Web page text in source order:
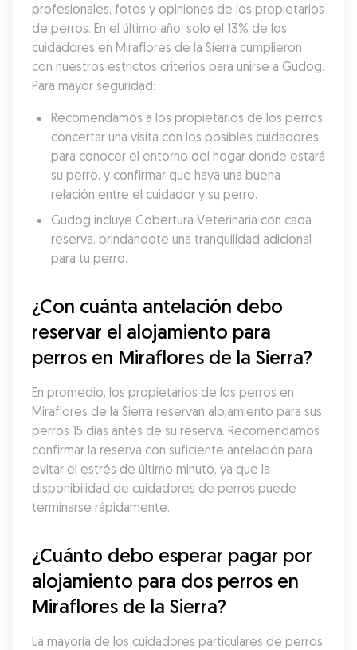
profesionales, fotos y opiniones de los propietarios
de perros. En el último año, solo el 13% de los
cuidadores en Miraflores de la Sierra cumplieron
con nuestros estrictos criterios para unirse a Gudog.
Para mayor seguridad:
Recomendamos a los propietarios de los perros
concertar una visita con los posibles cuidadores
para conocer el entorno del hogar donde estará
su perro, y confirmar que haya una buena
relación entre el cuidador y su perro.
Gudog incluye Cobertura Veterinaria con cada
reserva, brindándote una tranquilidad adicional
para tu perro.
¿Con cuánta antelación debo
reservar el alojamiento para
perros en Miraflores de la Sierra?
En promedio, los propietarios de los perros en
Miraflores de la Sierra reservan alojamiento para sus
perros 15 días antes de su reserva. Recomendamos
confirmar la reserva con suficiente antelación para
evitar el estrés de último minuto, ya que la
disponibilidad de cuidadores de perros puede
terminarse rápidamente.
¿Cuánto debo esperar pagar por
alojamiento para dos perros en
Miraflores de la Sierra?
La mayoría de los cuidadores particulares de perros